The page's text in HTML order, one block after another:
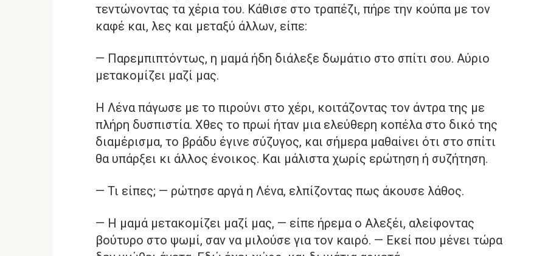
τεντώνοντας τα χέρια του. Κάθισε στο τραπέζι, πήρε την κούπα με τον
καφέ και, λες και μεταξύ άλλων, είπε:
— Παρεμπιπτόντως, η μαμά ήδη διάλεξε δωμάτιο στο σπίτι σου. Αύριο
μετακομίζει μαζί μας.
Η Λένα πάγωσε με το πιρούνι στο χέρι, κοιτάζοντας τον άντρα της με
πλήρη δυσπιστία. Χθες το πρωί ήταν μια ελεύθερη κοπέλα στο δικό της
διαμέρισμα, το βράδυ έγινε σύζυγος, και σήμερα μαθαίνει ότι στο σπίτι
θα υπάρξει κι άλλος ένοικος. Και μάλιστα χωρίς ερώτηση ή συζήτηση.
— Τι είπες; — ρώτησε αργά η Λένα, ελπίζοντας πως άκουσε λάθος.
— Η μαμά μετακομίζει μαζί μας, — είπε ήρεμα ο Αλεξέι, αλείφοντας
βούτυρο στο ψωμί, σαν να μιλούσε για τον καιρό. — Εκεί που μένει τώρα